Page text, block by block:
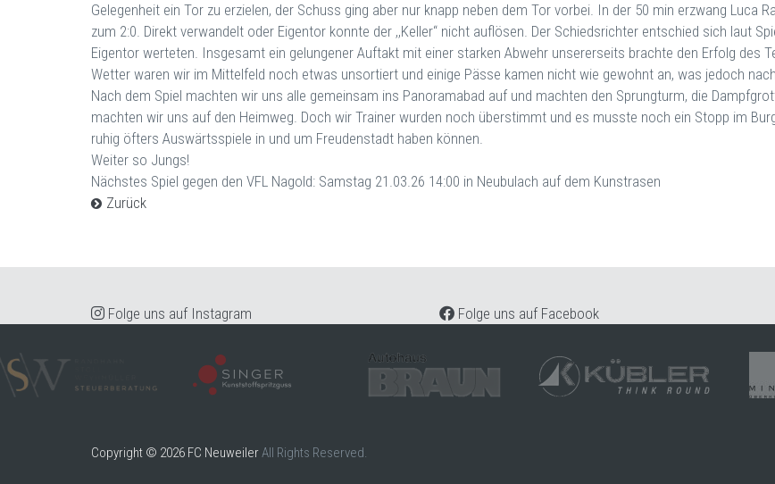
Gelegenheit ein Tor zu erzielen, der Schuss ging aber nur knapp neben dem Tor vorbei. In der 50 min erzwang Luca
zum 2:0. Direkt verwandelt oder Eigentor konnte der ,,Keller“ nicht auflösen. Der Schiedsrichter entschied sich laut
Eigentor werteten. Insgesamt ein gelungener Auftakt mit einer starken Abwehr unsererseits brachte den Erfolg des
Wetter waren wir im Mittelfeld noch etwas unsortiert und einige Pässe kamen nicht wie gewohnt an, was jedoch
Nach dem Spiel machten wir uns alle gemeinsam ins Panoramabad auf und machten den Sprungturm, die
machten wir uns auf den Heimweg. Doch wir Trainer wurden noch überstimmt und es musste noch ein Stopp im
ruhig öfters Auswärtsspiele in und um Freudenstadt haben können.
Weiter so Jungs!
Nächstes Spiel gegen den VFL Nagold: Samstag 21.03.26 14:00 in Neubulach auf dem Kunstrasen
Zurück
Folge uns auf Instagram Folge uns auf Facebook
Copyright © 2026 FC NeuweilerAll Rights Reserved.